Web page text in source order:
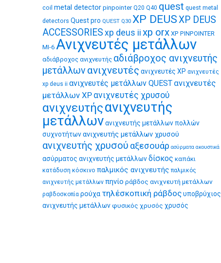
coil metal detector pinpointer Q20 Q40 quest quest metal
detectors Quest pro QUEST Q30 XP DEUSXP DEUS
ACCESSORIES xp deus ii xp orx XP PINPOINTER
MI-6 Ανιχνευτές μετάλλων
αδιάβροχος ανιχνευτής αδιάβροχος ανιχνευτής
μετάλλων ανιχνευτές ανιχνευτές XP ανιχνευτές
xp deus ii ανιχνευτές μετάλλων QUEST ανιχνευτές
μετάλλων XP ανιχνευτές χρυσού
ανιχνευτήςανιχνευτής
μετάλλωνανιχνευτής μετάλλων πολλών
συχνοτήτωνανιχνευτής μετάλλων χρυσού
ανιχνευτής χρυσού αξεσουάρ ασύρματα ακουστικά
ασύρματος ανιχνευτής μετάλλωνδίσκος καπάκι
κατάδυση κόσκινο παλμικός ανιχνευτής παλμικός
ανιχνευτής μετάλλων πηνίο ράβδος ανιχνευτή μετάλλων
ραβδοσκοπία ρούχα τηλέσκοπική ράβδοςυποβρύχιος
ανιχνευτής μετάλλωνφυσικός χρυσός χρυσός